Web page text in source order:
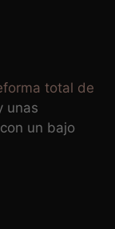
total de
unas
un bajo